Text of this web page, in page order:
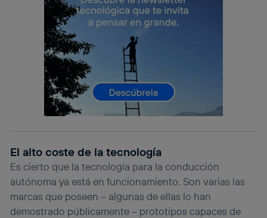
El alto coste de la tecnología
Es cierto que la tecnología para la conducción
autónoma ya está en funcionamiento. Son varias las
marcas que poseen – algunas de ellas lo han
demostrado públicamente – prototipos capaces de
(p. ej., número de teléfono móvil).
Este identificador se asigna a la conexión de internet, por
lo que cualquier persona que conecte su dispositivo y
consienta el uso de la tecnología recibirá el mismo
identificador. Típicamente:
Si utilizas unaconexión de banda ancha
el marketing o análisis se realizará en función de las
actividades de navegación de los miembros del hogar
que hayan dado su consentimiento.
navegación del usuario del móvil.
Puedes gestionar los consentimientos Utiq seleccionando
“Administrar Utiq” en la parte inferior de esta página web o
visitando el portal de privacidad de Utiq
(“consenthub”). Para más información, consulta
la política de privacidad de Utiq.